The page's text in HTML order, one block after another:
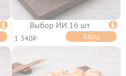
Выбор ИИ 16 шт 
1 340₽ Беру